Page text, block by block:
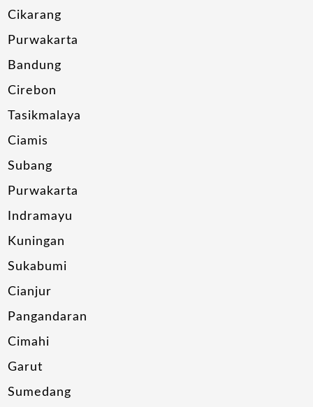
Cikarang
Purwakarta
Bandung
Cirebon
Tasikmalaya
Ciamis
Subang
Purwakarta
Indramayu
Kuningan
Sukabumi
Cianjur
Pangandaran
Cimahi
Garut
Sumedang